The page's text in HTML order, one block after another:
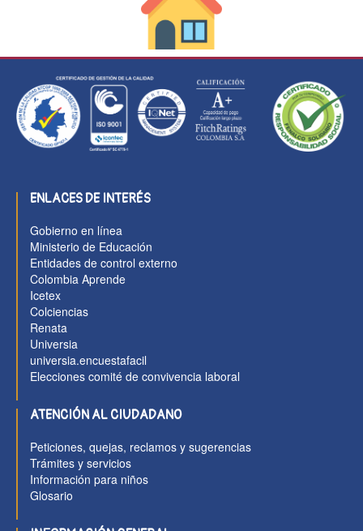
ENLACES DE INTERÉS
Gobierno en línea
Ministerio de Educación
Entidades de control externo
Colombia Aprende
Icetex
Colciencias
Renata
Universia
universia.encuestafacil
Elecciones comité de convivencia laboral
ATENCIÓN AL CIUDADANO
Peticiones, quejas, reclamos y sugerencias
Trámites y servicios
Información para niños
Glosario